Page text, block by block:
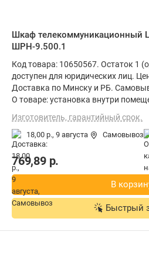
Шкаф телекоммуникационный
ШРН-9.500.1
Код товара: 10650567. Остаток 1
доступен для юридических лиц.
Доставка по Минску и РБ.
О товаре: установка внутри
Изготовитель, гарантийный срок.
18,00 р., 9 августа Самовывоз
769,89р.
В
Быстрый